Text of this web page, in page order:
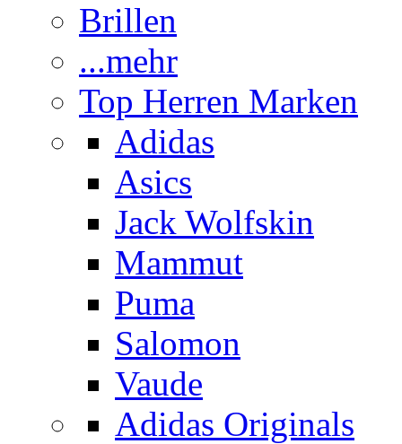
Brillen
...mehr
Top Herren Marken
Adidas
Asics
Jack Wolfskin
Mammut
Puma
Salomon
Vaude
Adidas Originals